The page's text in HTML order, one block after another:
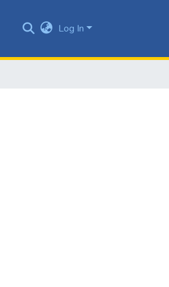
Log In